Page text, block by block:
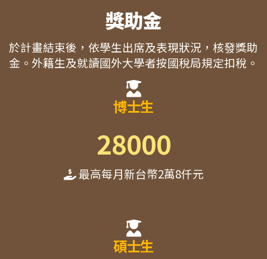
獎助金
於計畫結束後，依學生出席及表現狀況，核發獎助
金。外籍生及就讀國外大學者按國稅局規定扣稅。
博士生
28000
最高每月新台幣2萬8仟元
碩士生